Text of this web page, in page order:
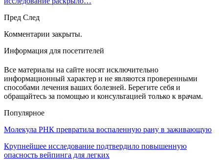
Пред След
Комментарии закрыты.
Информация для посетителей
Все материалы на сайте носят исключительно
информационный характер и не являются проверенными
способами лечения ваших болезней. Берегите себя и
обращайтесь за помощью и консультацией только к врачам.
Популярное
Молекула РНК превратила воспаленную рану в заживающую
Крупнейшее исследование подтвердило повышенную
опасность вейпинга для легких